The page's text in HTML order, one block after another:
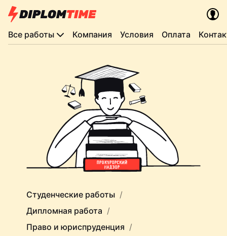
Все работы Компания Условия Оплата
Студенческие работы
Дипломная работа
Право и юриспруденция